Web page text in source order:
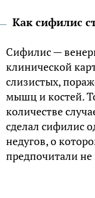
Как сифилис
Сифилис —
клинической
слизистых,
мышц и костей.
количестве
сделал сифилис
недугов, о
предпочитали не